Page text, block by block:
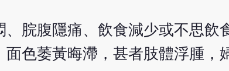
脘腹隱痛、飲食減少或不思飲
色萎黃晦滯，甚者肢體浮腫，